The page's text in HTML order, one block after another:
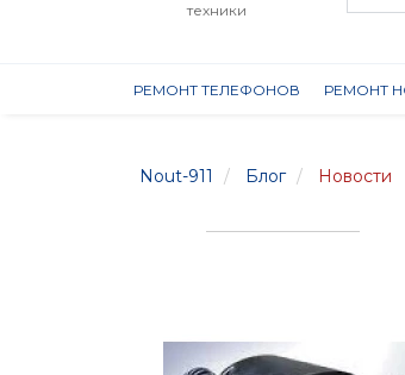
техники
РЕМОНТ ТЕЛЕФОНОВ РЕМОНТ
Nout-911 Блог Новости